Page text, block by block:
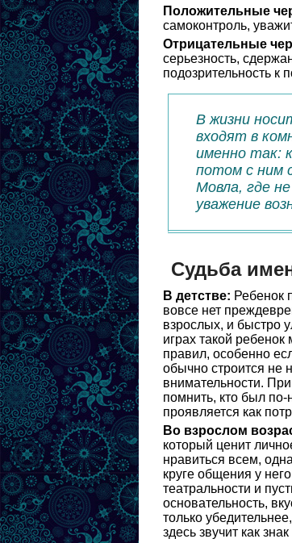
Положительные
самоконтроль,
Отрицательные
серьезность,
подозрительность к
В жизни
входят в
именно так:
потом с ним
Мовла, где
уважение
Судьба
В детстве: Ребенок
вовсе нет
взрослых, и быстро
играх такой
правил, особенно
обычно строится не
внимательности.
помнить, кто был
проявляется как
Во взрослом
который ценит
нравиться всем,
круге общения у
театральности и
основательность,
только
здесь звучит как